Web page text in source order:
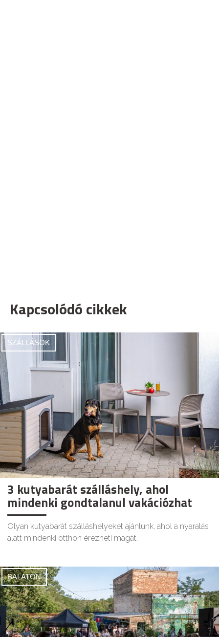
Kapcsolódó cikkek
SZÁLLÁSOK
3 kutyabarát szálláshely, ahol
mindenki gondtalanul vakációzhat
Olyan kutyabarát szálláshelyeket ajánlunk, ahol a nyaralás
alatt mindenki otthon érezheti magát.
BALATON